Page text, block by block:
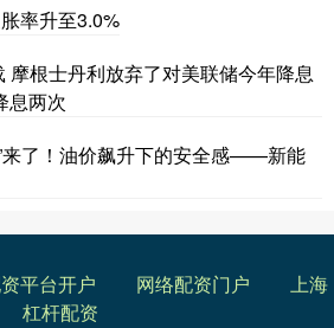
率升至3.0%
摩根士丹利放弃了对美联储今年降息
息两次
来了！油价飙升下的安全感——新能
平台开户 网络配资门户
上海
杠杆配资